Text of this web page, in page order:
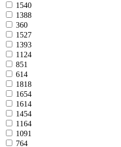
1540
1388
360
1527
1393
1124
851
614
1818
1654
1614
1454
1164
1091
764